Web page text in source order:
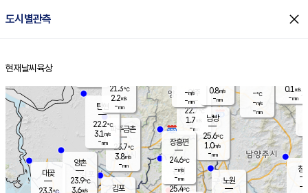
도시별관측 close
홈
현재날씨 육상
양주
22.7℃
1.7
-mm
파주금촌
23.7℃
3.8m/s
-mm
-℃
-m/s
-mm
대곶
23.3℃
창
-
탄현
22.2℃
3.1 m/s
-mm
0.1 m/s
-mm
김포
양촌
23.9℃
3.6m/s
은평
25.4℃
노원
남방
25.6℃
1.0m/s
-mm
장흥면
24.6℃
-m/s
-mm
-m/s
-mm
21.3℃
2.2m/s
-mm
0.8m/s
-mm